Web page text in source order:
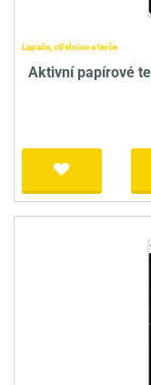
Lapače, střelnice a terče
Aktivní papírové